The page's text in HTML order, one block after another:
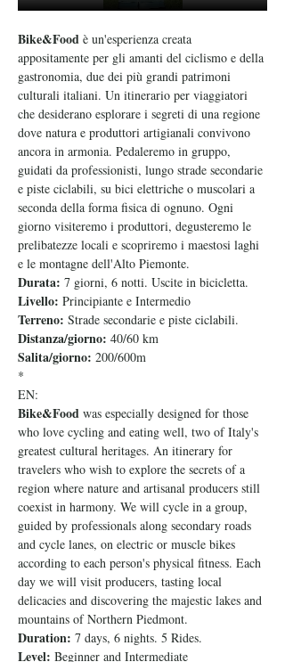
Bike&Food è un'esperienza creata
appositamente per gli amanti del ciclismo e della
gastronomia, due dei più grandi patrimoni
culturali italiani. Un itinerario per viaggiatori
che desiderano esplorare i segreti di una regione
dove natura e produttori artigianali convivono
ancora in armonia. Pedaleremo in gruppo,
guidati da professionisti, lungo strade secondarie
e piste ciclabili, su bici elettriche o muscolari a
seconda della forma fisica di ognuno. Ogni
giorno visiteremo i produttori, degusteremo le
prelibatezze locali e scopriremo i maestosi laghi
e le montagne dell'Alto Piemonte.
Durata: 7 giorni, 6 notti. Uscite in bicicletta.
Livello: Principiante e Intermedio
Terreno: Strade secondarie e piste ciclabili.
Distanza/giorno: 40/60 km
Salita/giorno: 200/600m
*
EN:
Bike&Food was especially designed for those
who love cycling and eating well, two of Italy's
greatest cultural heritages. An itinerary for
travelers who wish to explore the secrets of a
region where nature and artisanal producers still
coexist in harmony. We will cycle in a group,
guided by professionals along secondary roads
and cycle lanes, on electric or muscle bikes
according to each person's physical fitness. Each
day we will visit producers, tasting local
delicacies and discovering the majestic lakes and
mountains of Northern Piedmont.
Duration: 7 days, 6 nights. 5 Rides.
Level: Beginner and Intermediate